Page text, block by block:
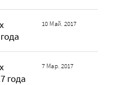
10 Май. 2017
года
7 Мар. 2017